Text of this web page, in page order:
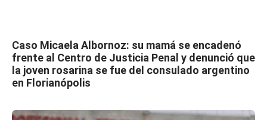
Caso Micaela Albornoz: su mamá se encadenó
frente al Centro de Justicia Penal y denunció que
la joven rosarina se fue del consulado argentino
en Florianópolis